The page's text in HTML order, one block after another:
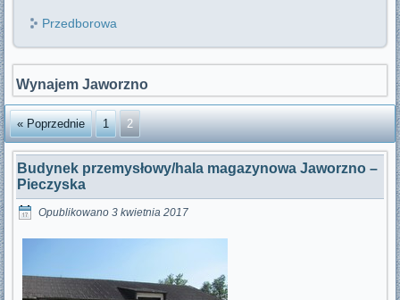
Przedborowa
Wynajem Jaworzno
« Poprzednie 1 2
Budynek przemysłowy/hala magazynowa Jaworzno –
Pieczyska
Opublikowano 3 kwietnia 2017